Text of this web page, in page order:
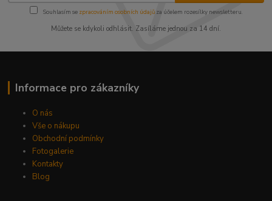
Souhlasím se zpracováním osobních údajůza účelem rozesílky newsletteru.
Můžete se kdykoli odhlásit. Zasíláme jednou za 14 dní.
Informace pro zákazníky
O nás
Vše o nákupu
Obchodní podmínky
Fotogalerie
Kontakty
Blog